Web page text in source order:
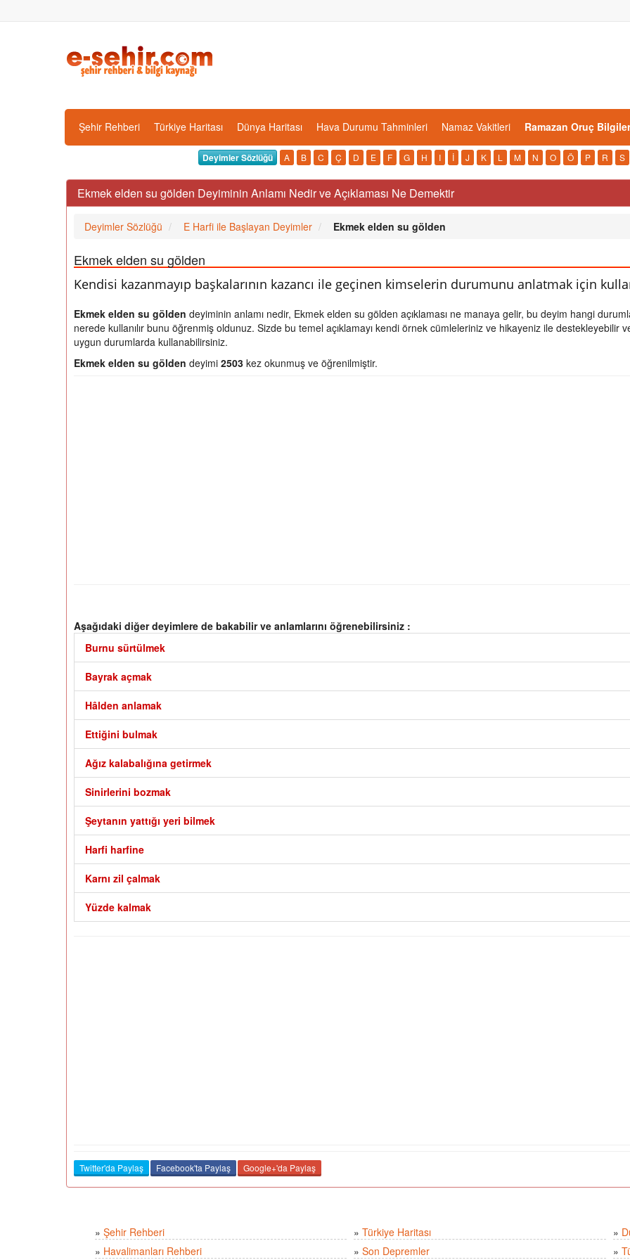
Şehir Rehberi Türkiye Haritası Dünya Haritası Hava Durumu Tahminleri Namaz Vakitleri Ramazan Oruç
Deyimler Sözlüğü A B C Ç D E F G H I İ J K L M N O Ö P R S
Ekmek elden su gölden Deyiminin Anlamı Nedir ve Açıklaması Ne Demektir
Deyimler Sözlüğü E Harfi ile Başlayan Deyimler Ekmek elden su gölden
Ekmek elden su gölden
Kendisi kazanmayıp başkalarının kazancı ile geçinen kimselerin durumunu anlatmak için
Ekmek elden su gölden deyiminin anlamı nedir, Ekmek elden su gölden açıklaması ne manaya gelir, bu deyim hangi
nerede kullanılır bunu öğrenmiş oldunuz. Sizde bu temel açıklamayı kendi örnek cümleleriniz ve hikayeniz ile destekleyebilir
uygun durumlarda kullanabilirsiniz.
Ekmek elden su gölden deyimi 2503 kez okunmuş ve öğrenilmiştir.
Aşağıdaki diğer deyimlere de bakabilir ve anlamlarını öğrenebilirsiniz :
Burnu sürtülmek
Bayrak açmak
Hâlden anlamak
Ettiğini bulmak
Ağız kalabalığına getirmek
Sinirlerini bozmak
Şeytanın yattığı yeri bilmek
Harfi harfine
Karnı zil çalmak
Yüzde kalmak
Twitter'da Paylaş Facebook'ta Paylaş Google+'da Paylaş
» Şehir Rehberi » Türkiye Haritası »
» Havalimanları Rehberi » Son Depremler »